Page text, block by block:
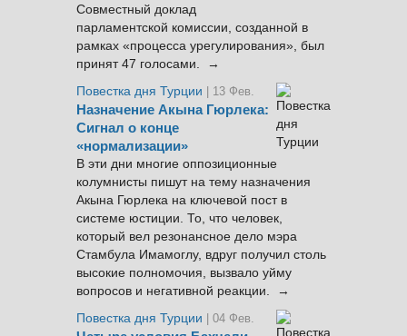
Совместный доклад
парламентской комиссии, созданной в
рамках «процесса урегулирования», был
принят 47 голосами. →
Повестка дня Турции
| 13 Фев.
Назначение Акына Гюрлека:
Сигнал о конце
«нормализации»
В эти дни многие оппозиционные
колумнисты пишут на тему назначения
Акына Гюрлека на ключевой пост в
системе юстиции. То, что человек,
который вел резонансное дело мэра
Стамбула Имамоглу, вдруг получил столь
высокие полномочия, вызвало уйму
вопросов и негативной реакции. →
Повестка дня Турции
| 04 Фев.